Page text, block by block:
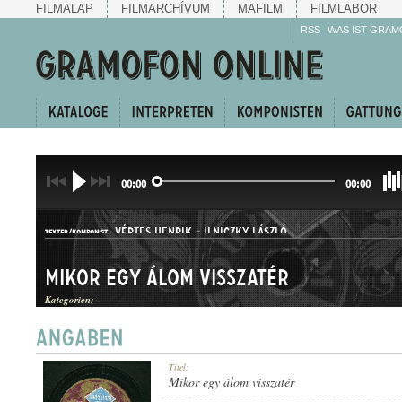
FILMALAP FILMARCHÍVUM MAFILM FILMLABOR
RSS WAS IST
00:00 00:00
TEXTER/KOMPONIST: VÉRTES HENRIK -ILNICZKY LÁSZLÓ
TANGÓ
Mikor egy álom visszatér
Kategorien: -
Titel:
Mikor egy álom visszatér